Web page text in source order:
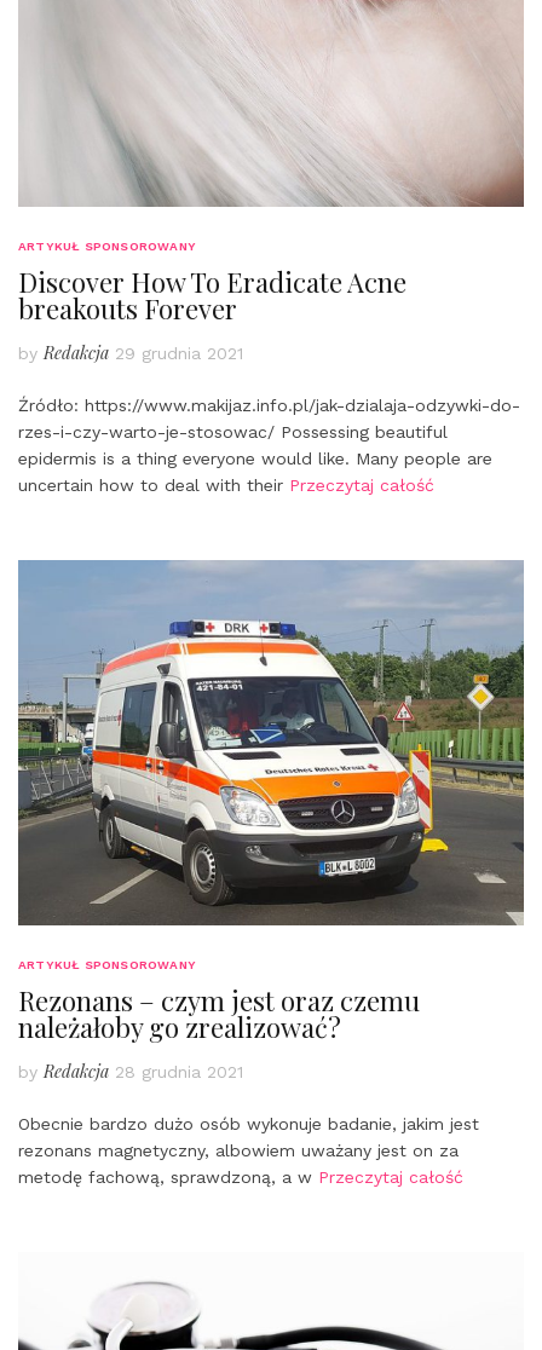
ARTYKUŁ SPONSOROWANY
Discover How To Eradicate Acne
breakouts Forever
byRedakcja 29 grudnia 2021
Źródło: https://www.makijaz.info.pl/jak-dzialaja-odzywki-do-
rzes-i-czy-warto-je-stosowac/ Possessing beautiful
epidermis is a thing everyone would like. Many people are
uncertain how to deal with their Przeczytaj całość
ARTYKUŁ SPONSOROWANY
Rezonans – czym jest oraz czemu
należałoby go zrealizować?
by Redakcja 28 grudnia 2021
Obecnie bardzo dużo osób wykonuje badanie, jakim jest
rezonans magnetyczny, albowiem uważany jest on za
metodę fachową, sprawdzoną, a w Przeczytaj całość